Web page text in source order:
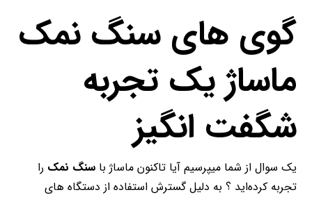
گوی های سنگ نمک
ماساژ یک تجربه
شگفت انگیز
یک سوال از شما میپرسیم آیا تاکنون ماساژ با سنگ نمک را
تجربه کرده‌اید ؟ به دلیل گسترش استفاده از دستگاه های